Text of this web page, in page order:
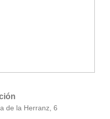
de la Herranz, 6